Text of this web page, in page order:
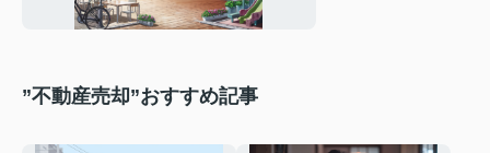
”不動産売却”おすすめ記事